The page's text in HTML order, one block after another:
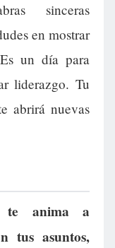
sinceras
en mostrar
Es un día para
liderazgo. Tu
abrirá nuevas
te anima a
tus asuntos,